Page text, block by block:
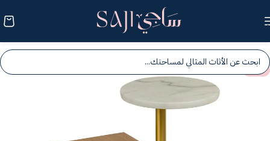
Skip to main content
-25%